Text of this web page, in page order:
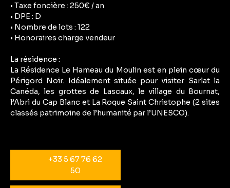
• Taxe foncière : 250€ / an
• DPE : D
• Nombre de lots : 122
• Honoraires charge vendeur
La résidence :
La Résidence Le Hameau du Moulin est en plein cœur du
Périgord Noir. Idéalement située pour visiter Sarlat la
Canéda, les grottes de Lascaux, le village du Bournat,
l’Abri du Cap Blanc et La Roque Saint Christophe (2 sites
classés patrimoine de l’humanité par l’UNESCO).
+33 5 67 76 62
50